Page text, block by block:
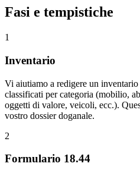
Fasi e tempistiche
1
Inventario
Vi aiutiamo a redigere un
classificati per categoria (mobilio,
oggetti di valore, veicoli, ecc.).
vostro dossier doganale.
2
Formulario 18.44